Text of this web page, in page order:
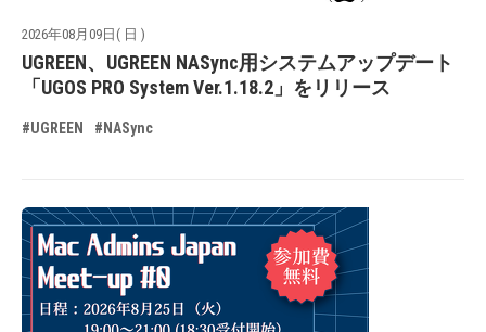
2026年08月09日( 日 )
UGREEN、UGREEN NASync用システムアップデート
「UGOS PRO System Ver.1.18.2」をリリース
#UGREEN #NASync